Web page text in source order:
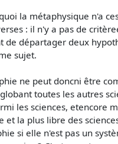
la métaphysique n'a
: il n'y a pas de
de départager deux
sujet.
ne peut doncni être
toutes les autres
les sciences, etencore
et la plus libre des
si elle n'est pas un